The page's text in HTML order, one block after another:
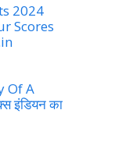
2024
Scores
Of A
इंडियन का